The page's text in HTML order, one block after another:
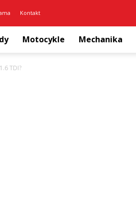
Kontakt
Motocykle Mechanika
TDI?